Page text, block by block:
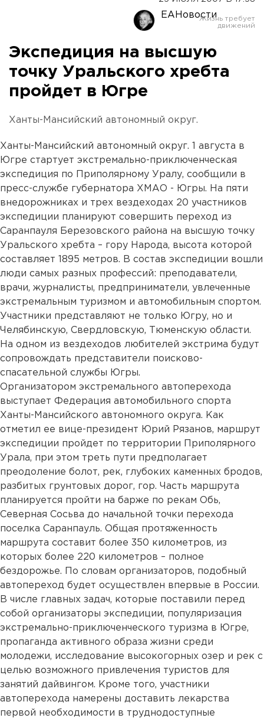
ЕАНовости
Экспедиция на высшую
точку Уральского хребта
пройдет в Югре
Ханты-Мансийский автономный округ.
Ханты-Мансийский автономный округ. 1 августа в
Югре стартует экстремально-приключенческая
экспедиция по Приполярному Уралу, сообщили в
пресс-службе губернатора ХМАО - Югры. На пяти
внедорожниках и трех вездеходах 20 участников
экспедиции планируют совершить переход из
Саранпауля Березовского района на высшую точку
Уральского хребта – гору Народа, высота которой
составляет 1895 метров. В состав экспедиции вошли
люди самых разных профессий: преподаватели,
врачи, журналисты, предприниматели, увлеченные
экстремальным туризмом и автомобильным спортом.
Участники представляют не только Югру, но и
Челябинскую, Свердловскую, Тюменскую области.
На одном из вездеходов любителей экстрима будут
сопровождать представители поисково-
спасательной службы Югры.
Организатором экстремального автоперехода
выступает Федерация автомобильного спорта
Ханты-Мансийского автономного округа. Как
отметил ее вице-президент Юрий Рязанов, маршрут
экспедиции пройдет по территории Приполярного
Урала, при этом треть пути предполагает
преодоление болот, рек, глубоких каменных бродов,
разбитых грунтовых дорог, гор. Часть маршрута
планируется пройти на барже по рекам Обь,
Северная Сосьва до начальной точки перехода
поселка Саранпауль. Общая протяженность
маршрута составит более 350 километров, из
которых более 220 километров – полное
бездорожье. По словам организаторов, подобный
автопереход будет осуществлен впервые в России.
В числе главных задач, которые поставили перед
собой организаторы экспедиции, популяризация
экстремально-приключенческого туризма в Югре,
пропаганда активного образа жизни среди
молодежи, исследование высокогорных озер и рек с
целью возможного привлечения туристов для
занятий дайвингом. Кроме того, участники
автоперехода намерены доставить лекарства
первой необходимости в труднодоступные